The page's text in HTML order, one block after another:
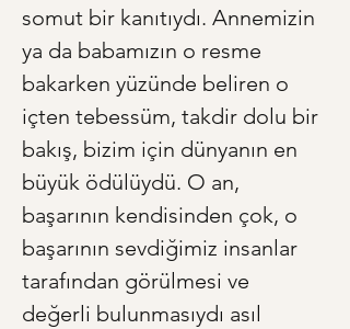
somut bir kanıtıydı. Annemizin
ya da babamızın o resme
bakarken yüzünde beliren o
içten tebessüm, takdir dolu bir
bakış, bizim için dünyanın en
büyük ödülüydü. O an,
başarının kendisinden çok, o
başarının sevdiğimiz insanlar
tarafından görülmesi ve
değerli bulunmasıydı asıl